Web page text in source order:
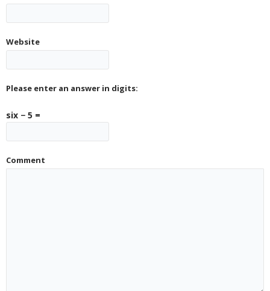
Website
Please enter an answer in digits:
six − 5 =
Comment
tech-
(9)
(2)
Техн.
паспорт